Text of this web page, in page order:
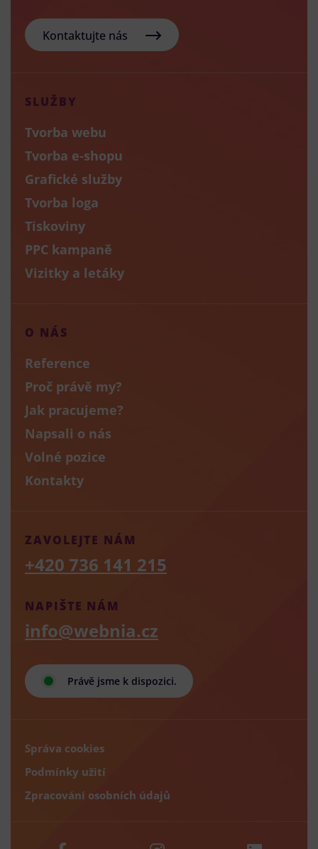
Kontaktujte nás
SLUŽBY
Tvorba webu
Tvorba e-shopu
Grafické služby
Tvorba loga
Tiskoviny
PPC kampaně
Vizitky a letáky
O NÁS
Reference
Proč právě my?
Jak pracujeme?
Napsali o nás
Volné pozice
Kontakty
Právě jsme k dispozici.
NAPIŠTE NÁM
info@webnia.cz
ZAVOLEJTE NÁM
+420 736 141 215
Správa cookies
Podmínky užití
Zpracování osobních údajů